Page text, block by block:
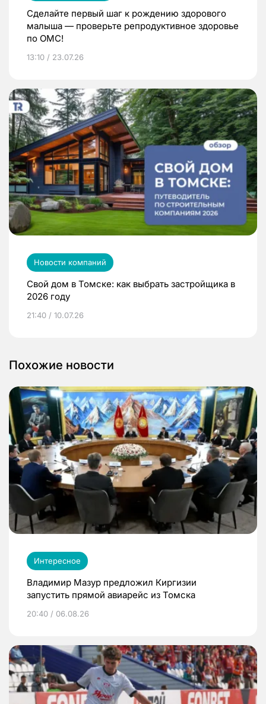
Сделайте первый шаг к рождению здорового
малыша — проверьте репродуктивное здоровье
по ОМС!
13:10 / 23.07.26
Новости компаний
Свой дом в Томске: как выбрать застройщика в
2026 году
21:40 / 10.07.26
Похожие новости
Интересное
Владимир Мазур предложил Киргизии
запустить прямой авиарейс из Томска
20:40 / 06.08.26